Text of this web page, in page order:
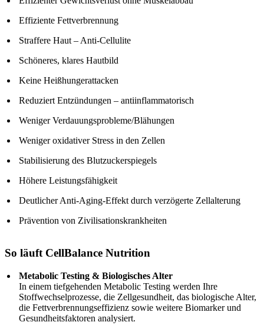
Effiziente Fettverbrennung
Straffere Haut – Anti-Cellulite
Schöneres, klares Hautbild
Keine Heißhungerattacken
Reduziert Entzündungen – antiinflammatorisch
Weniger Verdauungsprobleme/Blähungen
Weniger oxidativer Stress in den Zellen
Stabilisierung des Blutzuckerspiegels
Höhere Leistungsfähigkeit
Deutlicher Anti-Aging-Effekt durch verzögerte Zellalterung
Prävention von Zivilisationskrankheiten
So läuft CellBalance Nutrition
Metabolic Testing & Biologisches Alter
In einem tiefgehenden Metabolic Testing werden Ihre
Stoffwechselprozesse, die Zellgesundheit, das biologische Alter,
die Fettverbrennungseffizienz sowie weitere Biomarker und
Gesundheitsfaktoren analysiert.